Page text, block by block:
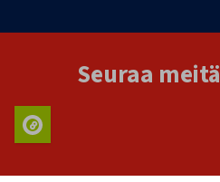
Seuraa meitä